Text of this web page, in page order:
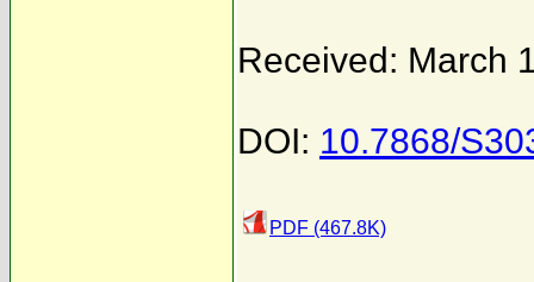
Received: March
DOI: 10.7868/
PDF (467.8K)